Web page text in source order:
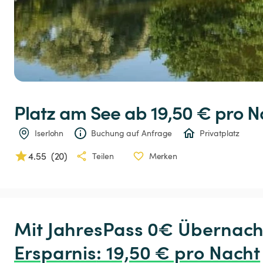
Platzam See ab 19,50 € pro
Iserlohn Buchung auf Anfrage Privatplatz
4.55 (20) Teilen Merken
Ersparnis: 19,50 € pro Nacht